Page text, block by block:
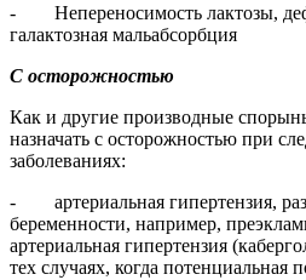
- Непереносимость лактозы,
галактозная мальабсорбция
С осторожностью
Как и другие производные
назначать с осторожностью при
заболеваниях:
- артериальная гипертензия,
беременности, например,
артериальная гипертензия
тех случаях, когда потенциальная